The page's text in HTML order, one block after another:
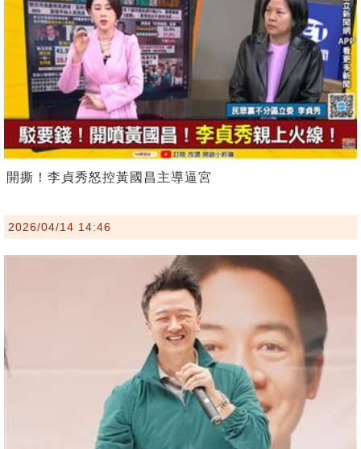
開撕！李貞秀怒控黃國昌主導逼宮
2026/04/14 14:46